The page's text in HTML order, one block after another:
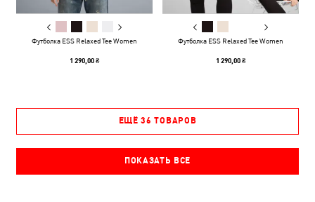
Футболка ESS Relaxed Tee Women
1 290,00 ₴
Футболка ESS Relaxed Tee Women
1 290,00 ₴
ЕЩЁ 36 ТОВАРОВ
ПОКАЗАТЬ ВСЕ